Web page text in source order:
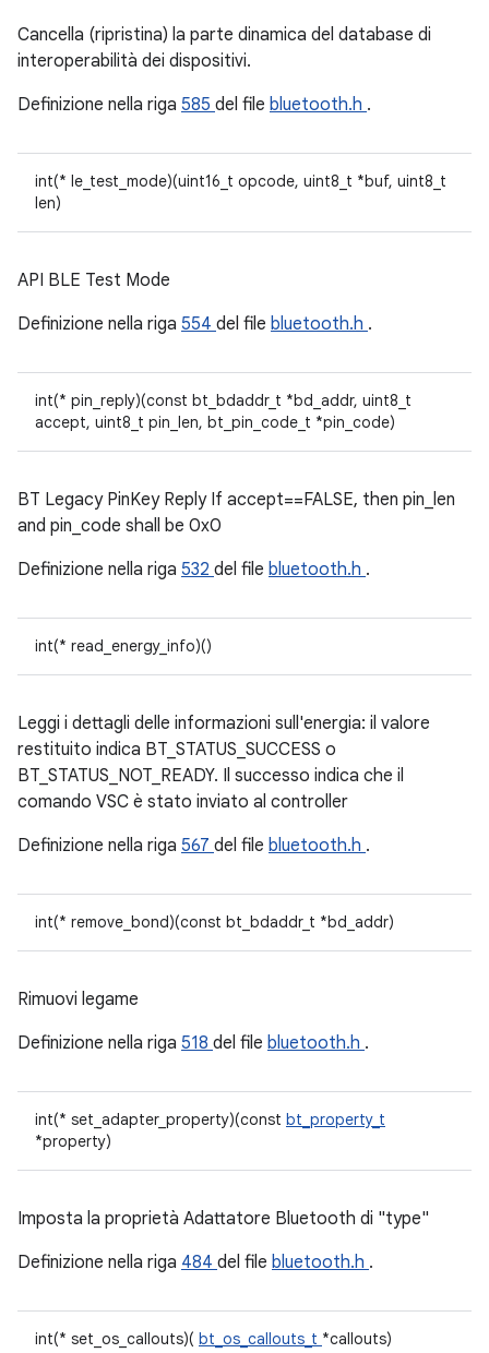
Cancella (ripristina) la parte dinamica del database di
interoperabilità dei dispositivi.
Definizione nella riga 585 del file bluetooth.h .
int(* le_test_mode)(uint16_t opcode, uint8_t *buf, uint8_t
len)
API BLE Test Mode
Definizione nella riga 554 del file bluetooth.h .
int(* pin_reply)(const bt_bdaddr_t *bd_addr, uint8_t
accept, uint8_t pin_len, bt_pin_code_t *pin_code)
BT Legacy PinKey Reply If accept==FALSE, then pin_len
and pin_code shall be 0x0
Definizione nella riga 532 del file bluetooth.h .
int(* read_energy_info)()
Leggi i dettagli delle informazioni sull'energia: il valore
restituito indica BT_STATUS_SUCCESS o
BT_STATUS_NOT_READY. Il successo indica che il
comando VSC è stato inviato al controller
Definizione nella riga 567 del file bluetooth.h .
int(* remove_bond)(const bt_bdaddr_t *bd_addr)
Rimuovi legame
Definizione nella riga 518 del file bluetooth.h .
int(* set_adapter_property)(const bt_property_t
*property)
Imposta la proprietà Adattatore Bluetooth di "type"
Definizione nella riga 484 del file bluetooth.h .
int(* set_os_callouts)( bt_os_callouts_t *callouts)